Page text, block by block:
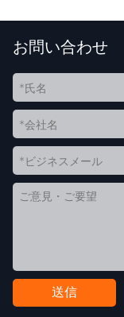
お問い合わせ
送信